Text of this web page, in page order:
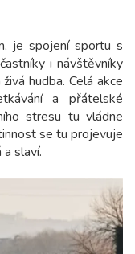
je spojení sportu s
i návštěvníky
hudba. Celá akce
a přátelské
stresu tu vládne
se tu projevuje
slaví.